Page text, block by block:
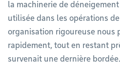
la machinerie de
utilisée dans les opérations
organisation rigoureuse nous
rapidement, tout en restant
survenait une dernière bordée.